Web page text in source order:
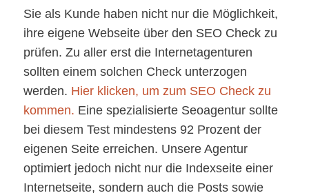
Sie als Kunde haben nicht nur die Möglichkeit,
ihre eigene Webseite über den SEO Check zu
prüfen. Zu aller erst die Internetagenturen
sollten einem solchen Check unterzogen
werden. Hier klicken, um zum SEO Check zu
kommen. Eine spezialisierte Seoagentur sollte
bei diesem Test mindestens 92 Prozent der
eigenen Seite erreichen. Unsere Agentur
optimiert jedoch nicht nur die Indexseite einer
Internetseite, sondern auch die Posts sowie